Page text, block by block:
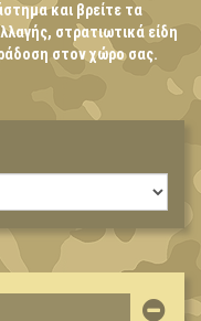
και βρείτε τα
στρατιωτικά είδη
στον χώρο σας.